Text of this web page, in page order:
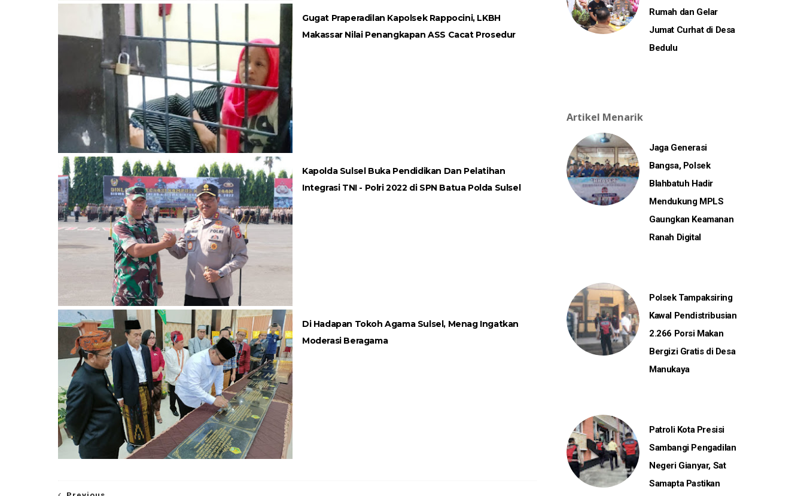
Gugat Praperadilan Kapolsek Rappocini, LKBH
Makassar Nilai Penangkapan ASS Cacat Prosedur
Kapolda Sulsel Buka Pendidikan Dan Pelatihan
Integrasi TNI - Polri 2022 di SPN Batua Polda Sulsel
Di Hadapan Tokoh Agama Sulsel, Menag Ingatkan
Moderasi Beragama
Rumah dan Gelar
Jumat Curhat di Desa
Bedulu
Artikel Menarik
Jaga Generasi
Bangsa, Polsek
Blahbatuh Hadir
Mendukung MPLS
Gaungkan Keamanan
Ranah Digital
Polsek Tampaksiring
Kawal Pendistribusian
2.266 Porsi Makan
Bergizi Gratis di Desa
Manukaya
Patroli Kota Presisi
Sambangi Pengadilan
Negeri Gianyar, Sat
Samapta Pastikan